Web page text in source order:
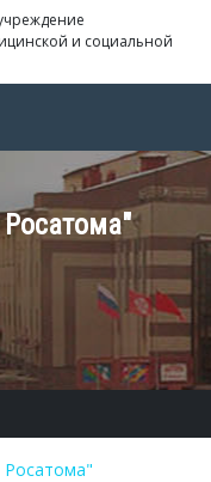
и социальной